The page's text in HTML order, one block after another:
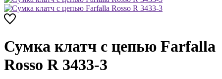
Сумка клатч с цепью Farfalla
Rosso R 3433-3